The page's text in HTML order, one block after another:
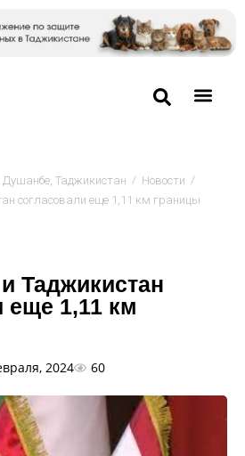
Таджикистан / Новости /
согласовали еще 1,11 км границы
Таджикистан
еще 1,11 км
2024 60